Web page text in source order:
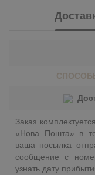
Заказ
«Нова Пошта» в
ваша посылка
сообщение с
узнать дату